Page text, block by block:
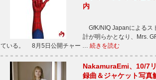
内
GfK/NIQ Japanによるス
計が明らかとなり、Mrs.
ている。 8月5日公開チャー … 続きを読む
NakamuraEmi、10/7
録曲＆ジャケット写真